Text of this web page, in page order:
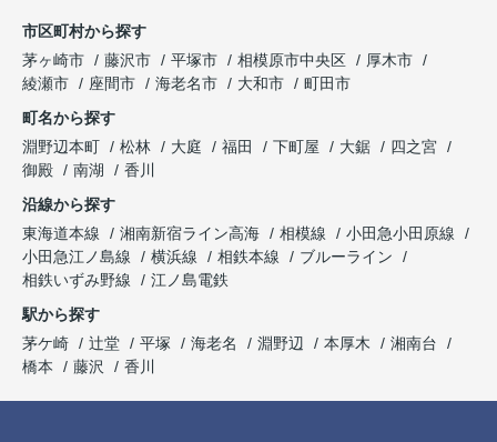
市区町村から探す
茅ヶ崎市
藤沢市 平塚市 相模原市中央区
厚木市
綾瀬市
座間市 海老名市 大和市
町田市
町名から探す
淵野辺本町
松林 大庭 福田 下町屋 大鋸
四之宮
御殿
南湖
香川
沿線から探す
東海道本線
湘南新宿ライン高海 相模線
小田急小田原線
小田急江ノ島線
横浜線 相鉄本線
ブルーライン
相鉄いずみ野線
江ノ島電鉄
駅から探す
茅ケ崎
辻堂 平塚 海老名 淵野辺 本厚木
湘南台
橋本
藤沢 香川